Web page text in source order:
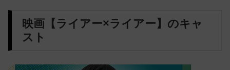
映画【ライアー×ライアー】のキャ
スト